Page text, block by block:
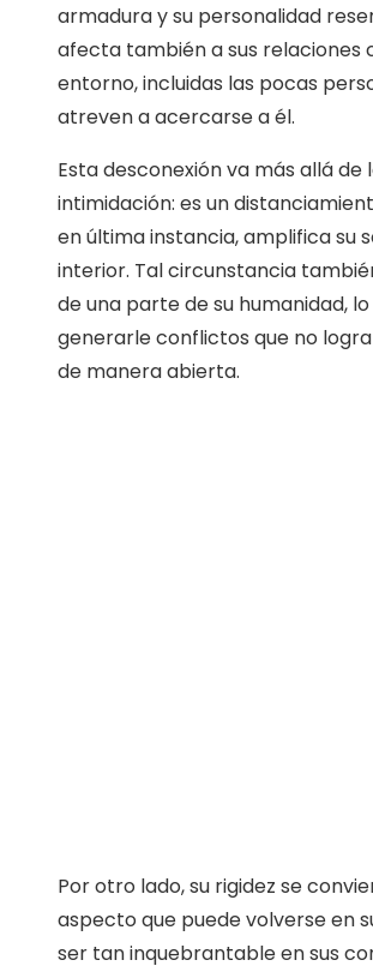
armadura y su personalidad
afecta también a sus relaciones
entorno, incluidas las pocas
atreven a acercarse a él.
Esta desconexión va más allá de
intimidación: es un
en última instancia, amplifica su
interior. Tal circunstancia
de una parte de su humanidad,
generarle conflictos que no
de manera abierta.
Por otro lado, su rigidez se
aspecto que puede volverse en
ser tan inquebrantable en sus